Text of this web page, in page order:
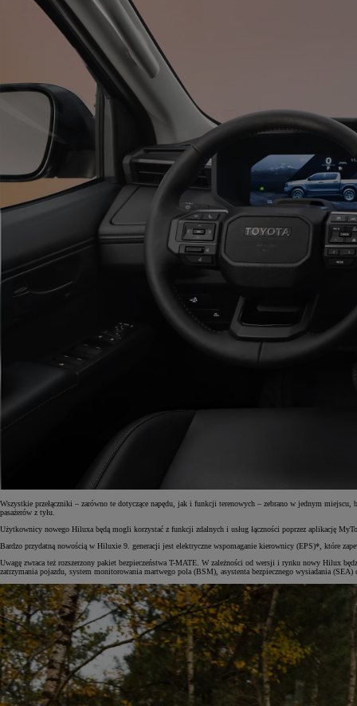
Wszystkie przełączniki – zarówno te dotyczące napędu, jak i funkcji terenowych – zebrano w jednym
pasażerów z tyłu.
Użytkownicy nowego Hiluxa będą mogli korzystać z funkcji zdalnych i usług łączności poprzez aplikację
Bardzo przydatną nowością w Hiluxie 9. generacji jest elektryczne wspomaganie kierownicy (EPS)*, które
Uwagę zwraca też rozszerzony pakiet bezpieczeństwa T-MATE. W zależności od wersji i rynku nowy Hilux
zatrzymania pojazdu, system monitorowania martwego pola (BSM), asystenta bezpiecznego wysiadania